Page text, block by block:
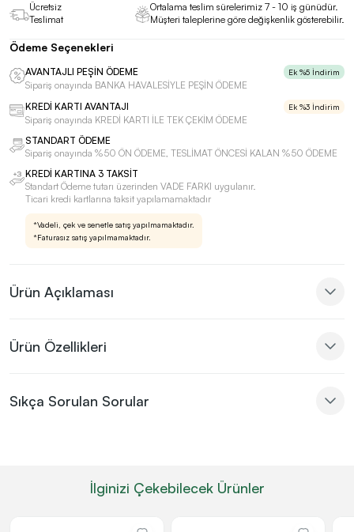
Ürün Açıklaması
Ürün Özellikleri
Sıkça Sorulan Sorular
Ücretsiz
Teslimat
Ortalama teslim sürelerimiz 7 - 10 iş günüdür.
Müşteri taleplerine göre değişkenlik gösterebilir.
Ödeme Seçenekleri
AVANTAJLI PEŞİN ÖDEME Ek %5 İndirim
Sipariş onayında BANKA HAVALESİYLE PEŞİN ÖDEME
KREDİ KARTI AVANTAJI
Ek %3 İndirim
Sipariş onayında KREDİ KARTI İLE TEK ÇEKİM ÖDEME
STANDART ÖDEME
Sipariş onayında %50 ÖN ÖDEME, TESLİMAT ÖNCESİ KALAN %50 ÖDEME
KREDİ KARTINA 3 TAKSİT
Standart Ödeme tutarı üzerinden VADE FARKI uygulanır.
Ticari kredi kartlarına taksit yapılamamaktadır
*Vadeli, çek ve senetle satış yapılmamaktadır.
*Faturasız satış yapılmamaktadır.
İlginizi Çekebilecek Ürünler